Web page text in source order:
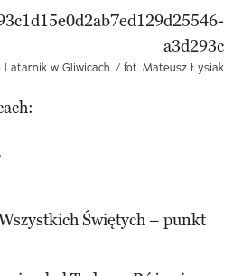
Latarnik w Gliwicach. / fot. Mateusz Łysiak
Świętych – punkt